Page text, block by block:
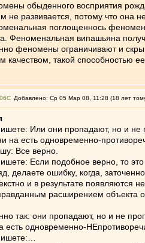
обыденного восприятия
не развивается, потому что она
поглощеннось
Феноменальная випашьяна
феномены ограничивают и
качеством, такой способностью
Добавлено: Ср 05 Мар 08, 11:28 (18 лет
Или они пропадают, но и не
на есть одновременно-
Все верно.
Если подобное верно, то
делаете ошибку, когда,
и в результате появляются
расширением объекта
так: они пропадают, но и не
есть одновременно-